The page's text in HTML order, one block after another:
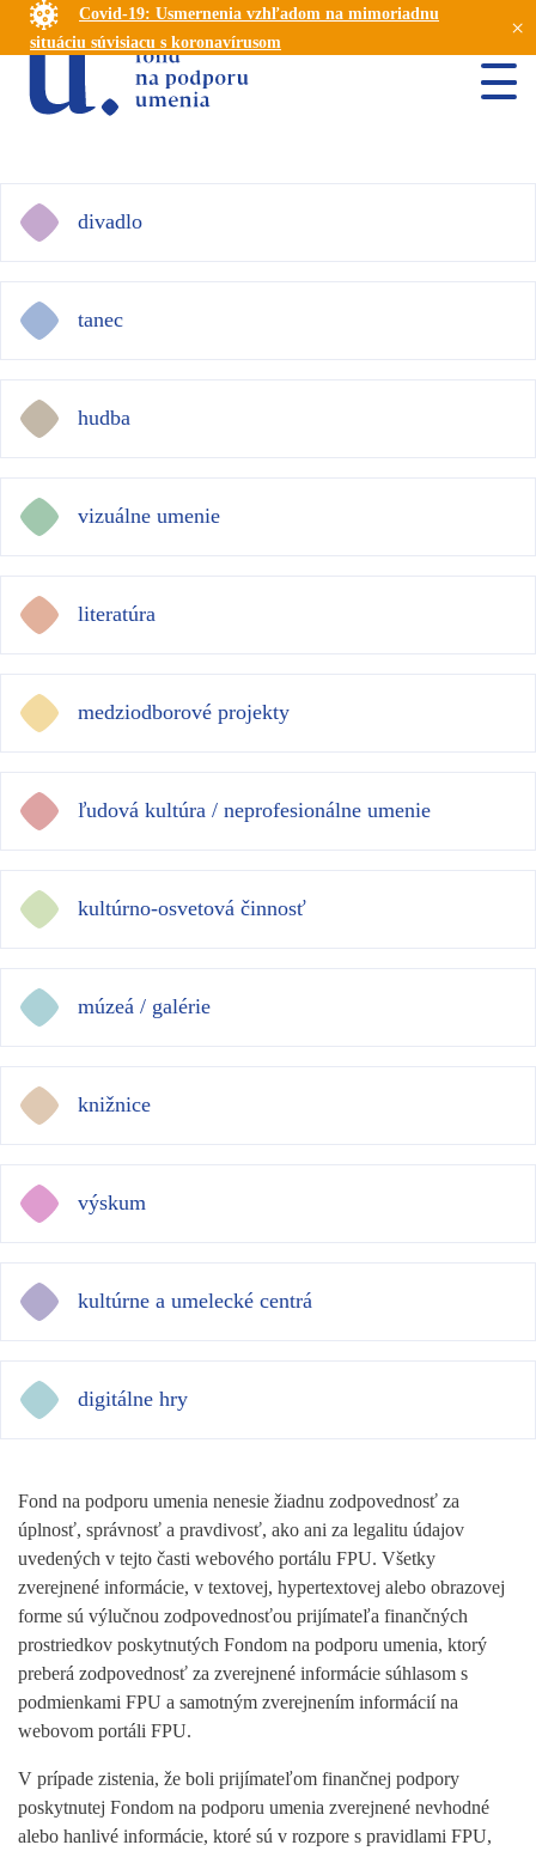
Covid-19: Usmernenia vzhľadom na mimoriadnu
situáciu súvisiacu s koronavírusom
×
divadlo
tanec
hudba
vizuálne umenie
literatúra
medziodborové projekty
ľudová kultúra / neprofesionálne umenie
kultúrno-osvetová činnosť
múzeá / galérie
knižnice
výskum
kultúrne a umelecké centrá
digitálne hry
Fond na podporu umenia nenesie žiadnu zodpovednosť za
úplnosť, správnosť a pravdivosť, ako ani za legalitu údajov
uvedených v tejto časti webového portálu FPU. Všetky
zverejnené informácie, v textovej, hypertextovej alebo obrazovej
forme sú výlučnou zodpovednosťou prijímateľa finančných
prostriedkov poskytnutých Fondom na podporu umenia, ktorý
preberá zodpovednosť za zverejnené informácie súhlasom s
podmienkami FPU a samotným zverejnením informácií na
webovom portáli FPU.
V prípade zistenia, že boli prijímateľom finančnej podpory
poskytnutej Fondom na podporu umenia zverejnené nevhodné
alebo hanlivé informácie, ktoré sú v rozpore s pravidlami FPU,